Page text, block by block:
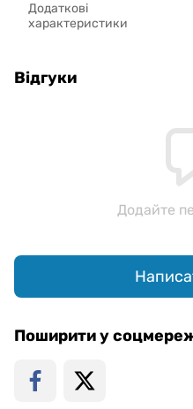
Додаткові
характеристики
Відгуки
Додайте
Поширити у